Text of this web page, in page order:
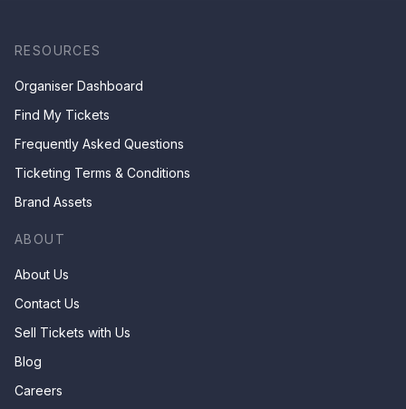
RESOURCES
Organiser Dashboard
Find My Tickets
Frequently Asked Questions
Ticketing Terms & Conditions
Brand Assets
ABOUT
About Us
Contact Us
Sell Tickets with Us
Blog
Careers